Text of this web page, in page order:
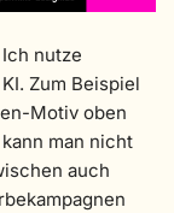
nutze
Zum Beispiel
Motiv oben
man nicht
auch